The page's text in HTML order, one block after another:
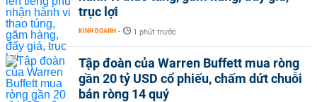
trục lợi
KINH DOANH - 1 phút trước
Tập đoàn của Warren Buffett mua ròng
gần 20 tỷ USD cổ phiếu, chấm dứt chuỗi
bán ròng 14 quý